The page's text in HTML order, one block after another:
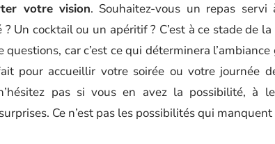
votre vision. Souhaitez-vous un repas
? Un cocktail ou un apéritif ? C’est à ce stade de
questions, car c’est ce qui déterminera
pour accueillir votre soirée ou votre journée
pas si vous en avez la possibilité, à
Ce n’est pas les possibilités qui manquent